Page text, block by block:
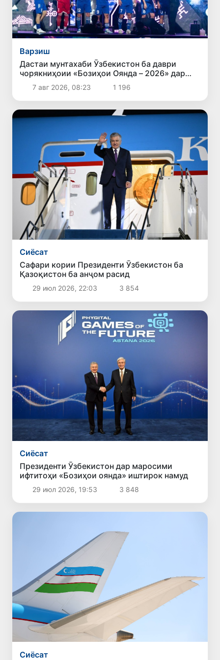
Варзиш
Дастаи мунтахаби Ӯзбекистон ба даври
чорякниҳоии «Бозиҳои Оянда – 2026» дар
Остона роҳ ёфт
7 авг 2026, 08:23 1 196
Сиёсат
Сафари кории Президенти Ӯзбекистон ба
Қазоқистон ба анҷом расид
29 июл 2026, 22:03 3 854
Сиёсат
Президенти Ӯзбекистон дар маросими
ифтитоҳи «Бозиҳои оянда» иштирок намуд
29 июл 2026, 19:53 3 848
Сиёсат